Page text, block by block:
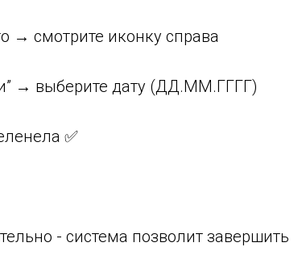
→ смотрите иконку справа
→ выберите дату (ДД.ММ.ГГГГ)
✅
- система позволит завершить